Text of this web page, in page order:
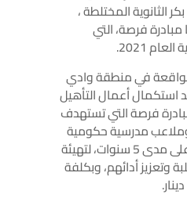
الثانوية المختلطة ،
فرصة، التي
2021.
في منطقة وادي
استكمال أعمال التأهيل
فرصة التي تستهدف
مدرسية حكومية
وفق معايير محددة وعلى مدى 5 سنوات، لتهيئة
أدائهم، وبكلفة